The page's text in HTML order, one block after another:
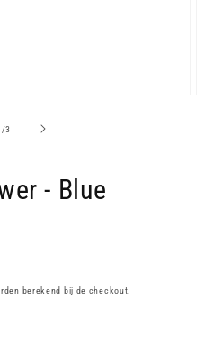
/van
3
- Blue
berekend bij de checkout.